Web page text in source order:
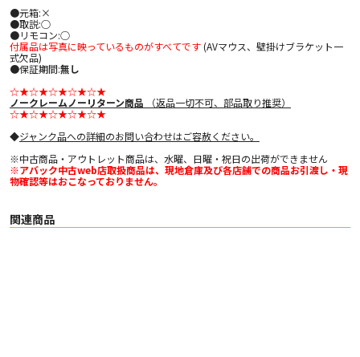
●元箱:×
●取説:○
●リモコン:○
付属品は写真に映っているものがすべてです(AVマウス、壁掛けブラケット一
式欠品)
●保証期間:無し
☆★☆★☆★☆★☆★
ノークレームノーリターン商品 （返品一切不可、部品取り推奨）
☆★☆★☆★☆★☆★
◆ジャンク品への詳細のお問い合わせはご容赦ください。
※中古商品・アウトレット商品は、水曜、日曜・祝日の出荷ができません
※アバック中古web店取扱商品は、現地倉庫及び各店舗での商品お引渡し・現
物確認等はおこなっておりません。
関連商品